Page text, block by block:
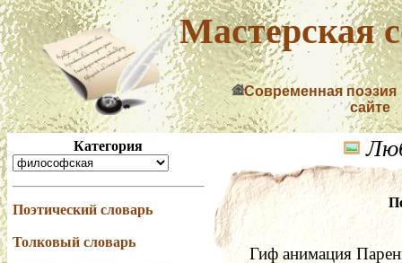
Мастерская
Современная поэзия
сайте
Категория
Поэтический словарь
Толковый словарь